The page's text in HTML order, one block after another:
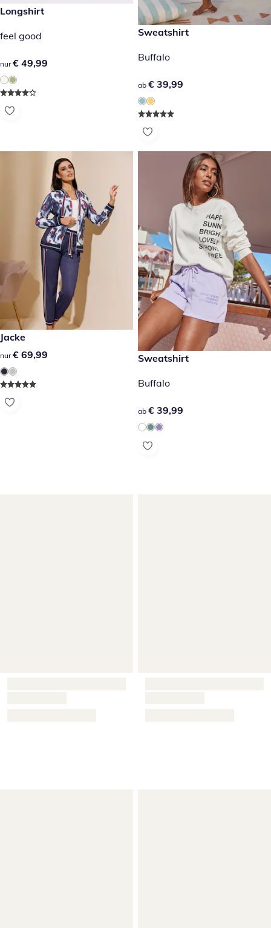
€ 49,99
Longshirt
feel good
€ 49,99
nur € 49,99
€ 39,99
Sweatshirt
Buffalo
€ 39,99
ab € 39,99
€ 69,99
Jacke
€ 69,99
nur € 69,99 € 39,99
Sweatshirt
Buffalo
€ 39,99
ab € 39,99